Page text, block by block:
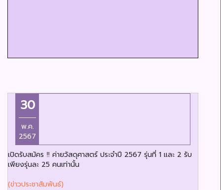
30
พ.ค.
2567
เปิดรับสมัคร ‼️ ค่ายวัสดุศาสตร์ ประจำปี 2567 รุ่นที่ 1 และ 2 รับ
เพียงรุ่นละ 25 คนเท่านั้น
(ข่าวประชาสัมพันธ์)